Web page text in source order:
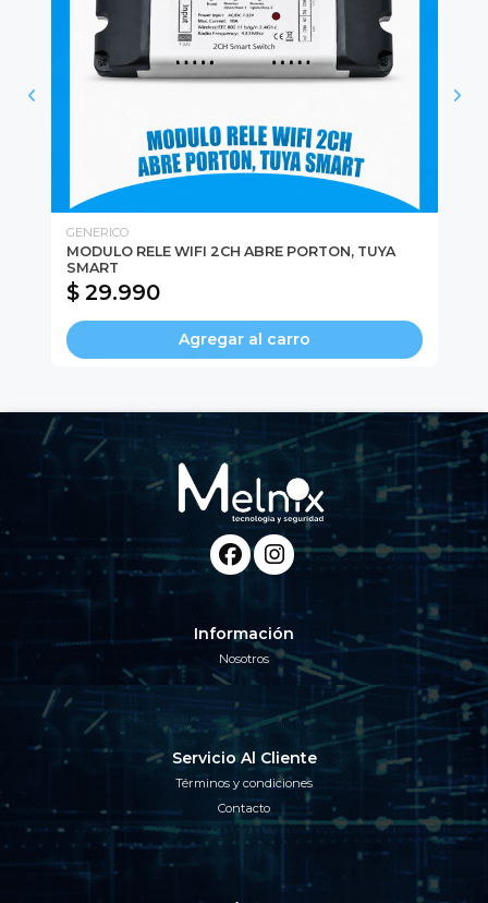
GENERICO
MODULO RELE WIFI 2CH ABRE PORTON, TUYA
SMART
$ 29.990
Agregar al carro
Información
Nosotros
Servicio Al Cliente
Términos y condiciones
Contacto